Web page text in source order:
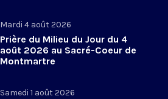
Mardi 4 août 2026
Prière du Milieu du Jour du 4
août 2026 au Sacré-Coeur de
Montmartre
Samedi 1 août 2026